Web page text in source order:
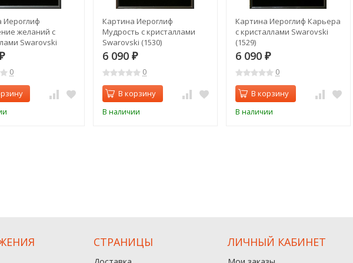
Иероглиф
желаний с
Swarovski
0
Картина Иероглиф
Мудрость с кристаллами
Swarovski (1530)
6 090 ₽
0
В корзину
В наличии
Картина Иероглиф Карьера
с кристаллами Swarovski
(1529)
6 090 ₽
0
В корзину
В наличии
СТРАНИЦЫ ЛИЧНЫЙ КАБИНЕТ